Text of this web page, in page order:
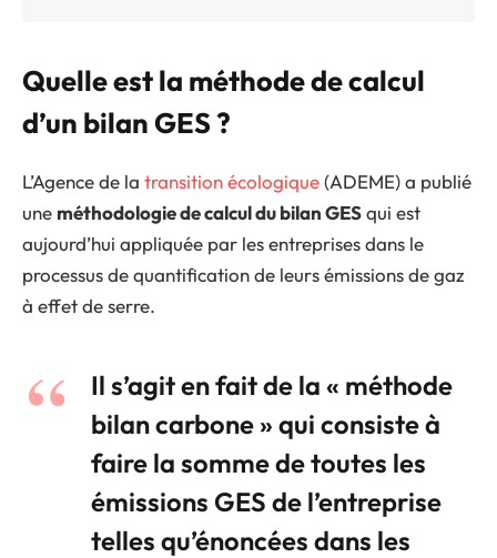
Quelle est la méthode de calcul
d’un bilan GES ?
L’Agence de la transition écologique(ADEME) a publié
une méthodologie de calcul du bilan GESqui est
aujourd’hui appliquée par les entreprises dans le
processus de quantification de leurs émissions de gaz
à effet de serre.
Il s’agit en fait de la « méthode
bilan carbone » qui consiste à
faire la somme de toutes les
émissions GES de l’entreprise
telles qu’énoncées dans les